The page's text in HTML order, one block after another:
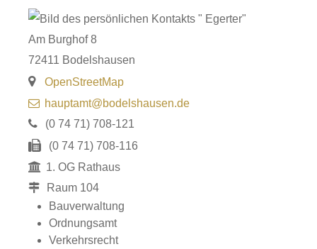
Am Burghof 8
72411 Bodelshausen
OpenStreetMap
hauptamt@bodelshausen.de
(0 74 71) 708-121
(0 74 71) 708-116
1. OG Rathaus
Raum 104
Bauverwaltung
Ordnungsamt
Verkehrsrecht